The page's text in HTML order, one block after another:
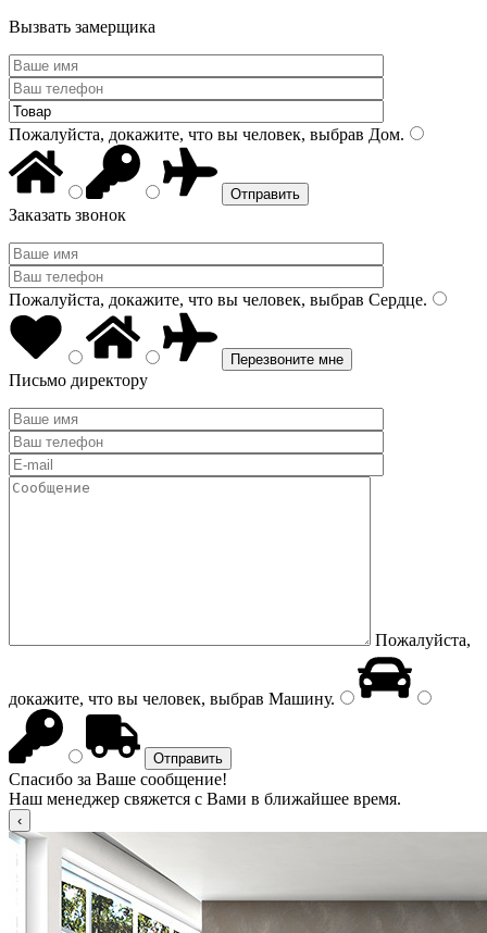
Вызвать замерщика
Пожалуйста, докажите, что вы человек, выбрав Дом.
Заказать звонок
Пожалуйста, докажите, что вы человек, выбрав Сердце.
Письмо директору
Пожалуйста,
докажите, что вы человек, выбрав Машину.
Спасибо за Ваше сообщение!
Наш менеджер свяжется с Вами в ближайшее время.